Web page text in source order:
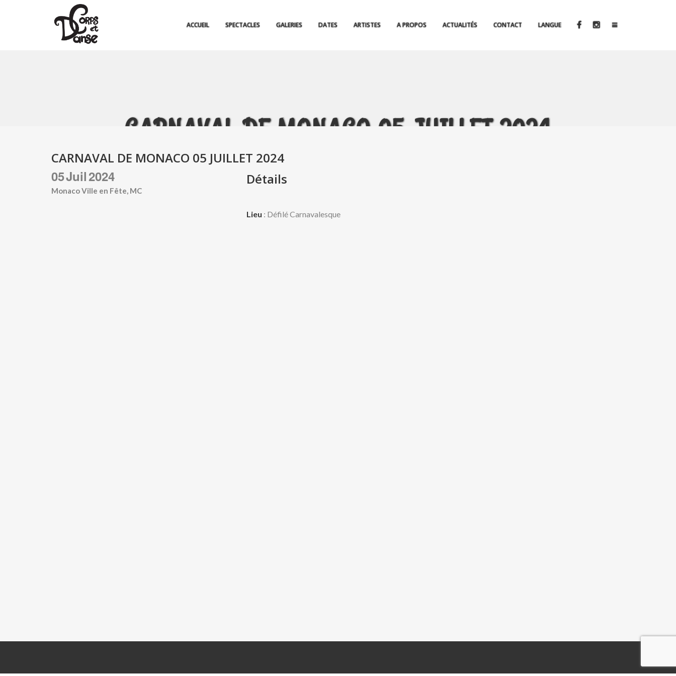
ACCUEIL SPECTACLES GALERIES DATES ARTISTES A PROPOS ACTUALITÉS CONTACT LANGUE
CARNAVAL DE MONACO 05 JUILLET 2024
CARNAVAL DE MONACO 05 JUILLET 2024
05Juil2024
Monaco Ville en Fête, MC
Détails
Lieu : Défilé Carnavalesque